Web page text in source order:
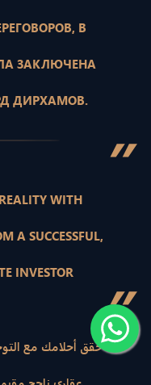
В
ЗАКЛЮЧЕНА
ДИРХАМОВ.
”
WITH
A SUCCESSFUL,
INVESTOR ”حقق أحلامك مع